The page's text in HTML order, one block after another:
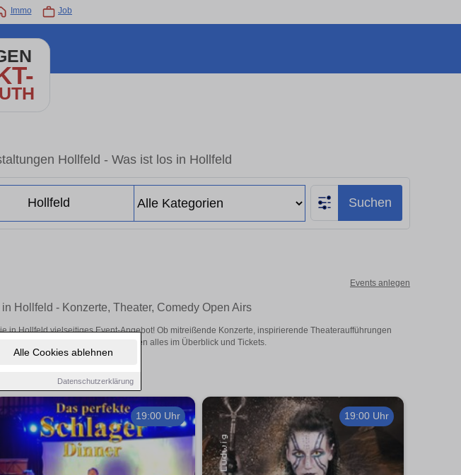
Alle Cookies ablehnen
Datenschutzerklärung
Immo Job
Hollfeld - Was ist los in Hollfeld
Suchen
Events anlegen
Hollfeld - Konzerte, Theater, Comedy Open Airs
in Hollfeld vielseitiges Event-Angebot! Ob mitreißende Konzerte, inspirierende Theateraufführungen
in Hollfeld – hier finden alles im Überblick und Tickets.
19:00 Uhr 19:00 Uhr